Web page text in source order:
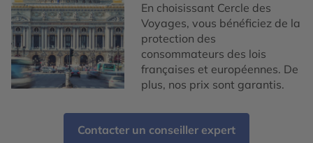
En choisissant Cercle des
Voyages, vous bénéficiez de la
protection des
consommateurs des lois
françaises et européennes. De
plus, nos prix sont garantis.
Contacter un conseiller expert